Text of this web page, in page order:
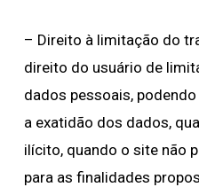
– Direito à limitação do
direito do usuário de
dados pessoais,
a exatidão dos dados,
ilícito, quando o site não
para as finalidades